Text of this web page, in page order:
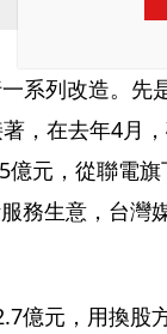
系列改造。先
，在去年4月
元，從聯電
務生意，台灣
億元，用換股